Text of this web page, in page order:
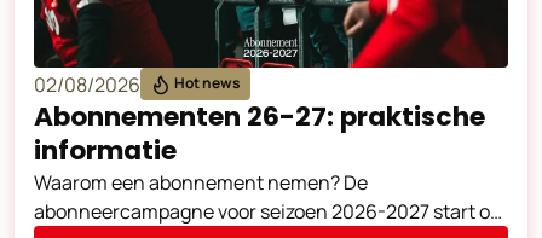
02/08/2026 Hot news
Abonnementen 26-27: praktische
informatie
Waarom een abonnement nemen? De
abonneercampagne voor seizoen 2026-2027 start op